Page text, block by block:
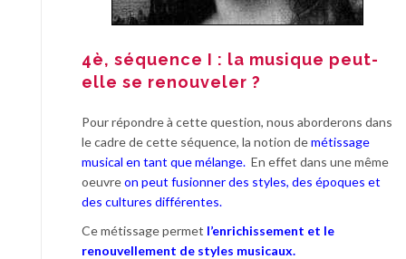
4è, séquence I : la musique peut-
elle se renouveler ?
Pour répondre à cette question, nous aborderons dans
le cadre de cette séquence, la notion demétissage
musical en tant que mélange. En effet dans une même
oeuvreon peut fusionner des styles, des époques et
des cultures différentes.
Ce métissage permet l’enrichissement et le
renouvellement de styles musicaux.